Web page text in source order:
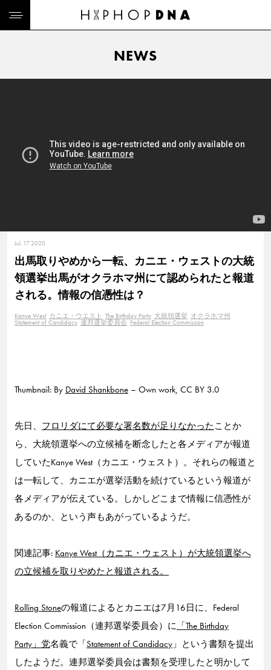
NEWS
Jul. 17 2020
出馬取りやめから一転、カニエ・ウェストの大統
領選挙出馬がオクラホマ州にて認められたと報道
される。情報の信憑性は？
Kanye West カニエ・ウエスト The Birthday Party 大統領選挙 オクラホマ州
Statement of Candidacy 連邦選挙委員会 Federal Election Commission
Thumbnail: By David Shankbone – Own work, CC BY 3.0
先日、 フロリダにて必要な署名数が足りなかったことか
ら、大統領選挙への立候補を断念したと各メディアが報道
していたKanye West（カニエ・ウェスト）。それらの報道と
は一転して、カニエが選挙活動を続けているという報道が
各メディアが伝えている。しかしどこまで情報に信憑性が
あるのか、という声もあがっているようだ。
関連記事: Kanye West（カニエ・ウェスト）が大統領選挙へ
の立候補を取りやめたと報道される。
Rolling Stoneの報道によるとカニエは7月16日に、Federal
Election Commission（連邦選挙委員会）に 「The Birthday
Party」党名義で「Statement of Candidacy」という書類を提出
したようだ。連邦選挙委員会は書類を受理したと明かして